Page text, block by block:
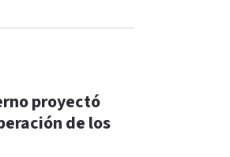
proyectó
de los